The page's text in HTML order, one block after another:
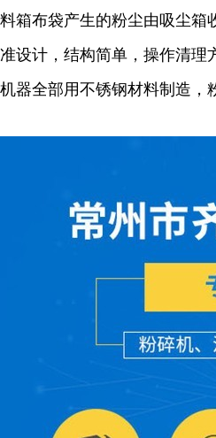
料箱布袋产生的粉尘由吸尘箱
准设计，结构简单，操作清理
机器全部用不锈钢材料制造，